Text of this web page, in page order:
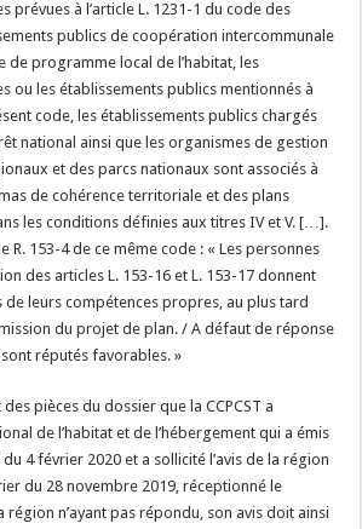
prévues à l’article L. 1231-1 du code des
publics de coopération intercommunale
de programme local de l’habitat, les
ou les établissements publics mentionnés à
code, les établissements publics chargés
national ainsi que les organismes de gestion
et des parcs nationaux sont associés à
de cohérence territoriale et des plans
les conditions définies aux titres IV et V. […].
R. 153-4 de ce même code : « Les personnes
des articles L. 153-16 et L. 153-17 donnent
de leurs compétences propres, au plus tard
du projet de plan. / A défaut de réponse
réputés favorables. »
pièces du dossier que la CCPCST a
de l’habitat et de l’hébergement qui a émis
4 février 2020 et a sollicité l’avis de la région
du 28 novembre 2019, réceptionné le
région n’ayant pas répondu, son avis doit ainsi